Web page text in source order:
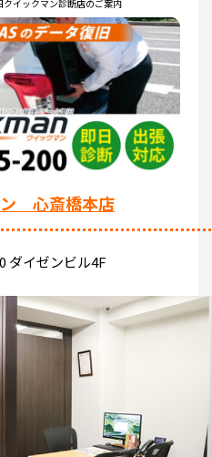
イックマン診断店のご案内
ン 心斎橋本店
ダイゼンビル4F